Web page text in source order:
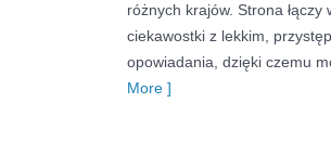
różnych krajów. Strona
ciekawostki z lekkim,
opowiadania, dzięki czemu
More ]